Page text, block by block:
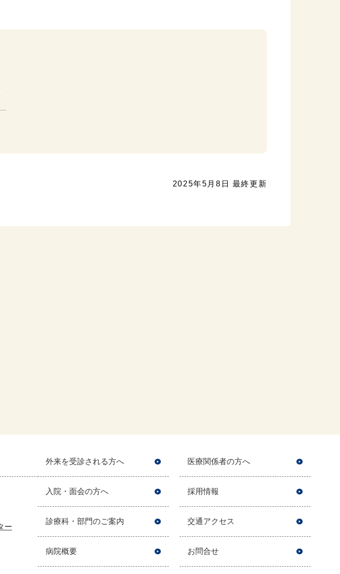
2025年5月8日 最終更新
ー
外来を受診される方へ
入院・面会の方へ
診療科・部門のご案内
病院概要
医療関係者の方へ
採用情報
交通アクセス
お問合せ